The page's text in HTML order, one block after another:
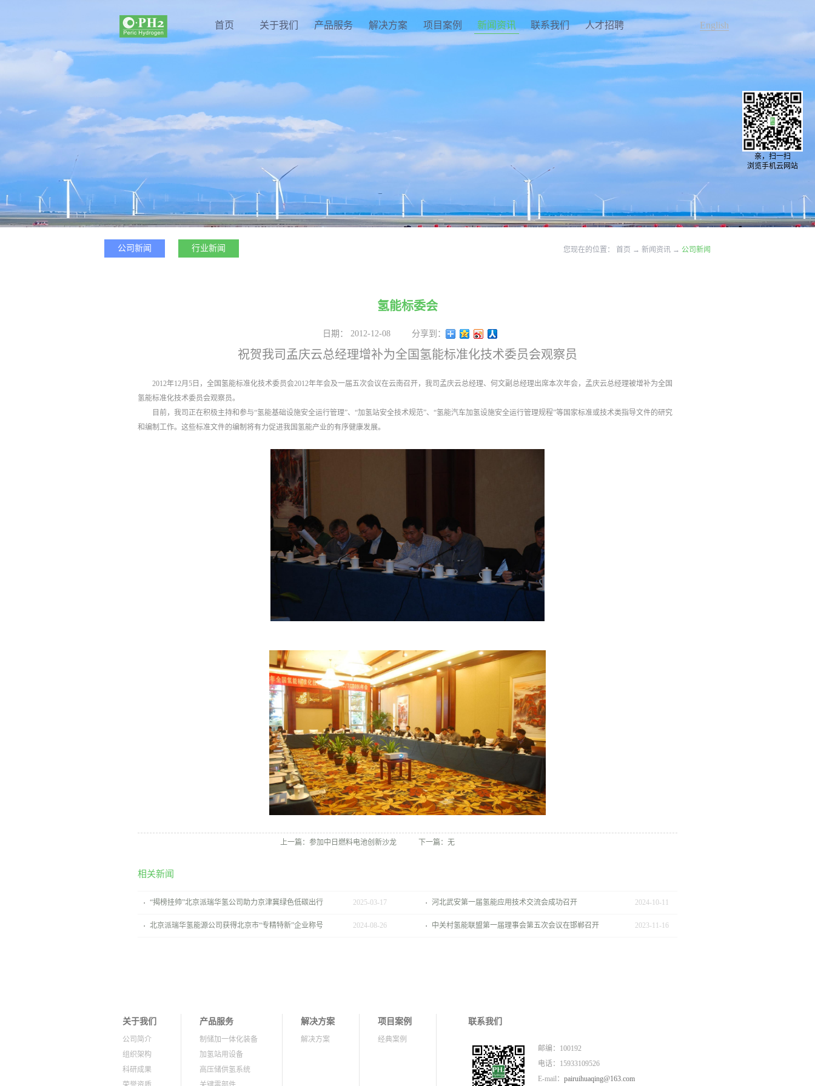
English
首页 关于我们 产品服务 解决方案 项目案例 新闻资讯 联系我们 人才招聘
公司新闻 行业新闻 您现在的位置： 首页 → 新闻资讯 → 公司新闻
分享到：
氢能标委会
日期： 2012-12-08
祝贺我司孟庆云总经理增补为全国氢能标准化技术委员会观察员
2012年12月5日，全国氢能标准化技术委员会2012年年会及一届五次会议在云南召开，我司孟庆云总经理、何文副总经理出席本次年会，孟庆云总经理被增补为全国
氢能标准化技术委员会观察员。
目前，我司正在积极主持和参与“氢能基础设施安全运行管理”、“加氢站安全技术规范”、“氢能汽车加氢设施安全运行管理规程”等国家标准或技术类指导文件的研究
和编制工作。这些标准文件的编制将有力促进我国氢能产业的有序健康发展。
上一篇：参加中日燃料电池创新沙龙 下一篇：无
相关新闻
“揭榜挂帅”北京派瑞华氢公司助力京津冀绿色低碳出行 2025-03-17 河北武安第一届氢能应用技术交流会成功召开 2024-10-11
北京派瑞华氢能源公司获得北京市“专精特新”企业称号 2024-08-26 中关村氢能联盟第一届理事会第五次会议在邯郸召开 2023-11 -16
关于我们
公司简介
组织架构
科研成果
产品服务
制储加一体化装备
加氢站用设备
高压储供氢系统
解决方案
解决方案
项目案例
经典案例
联系我们
邮编：100192
电话：15933109526
E-mail： pairuihuaqing@163.com
亲，扫一扫
浏览手机云网站